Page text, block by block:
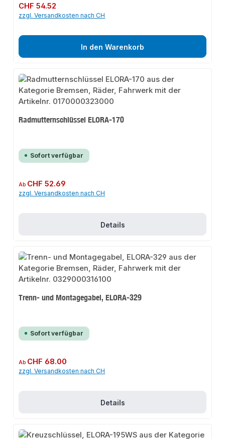
Regulärer Preis:
CHF 54.52
zzgl. Versandkosten nach CH
In den Warenkorb
Radmutternschlüssel ELORA-170
Sofort verfügbar
Regulärer Preis:
Ab CHF 52.69
zzgl. Versandkosten nach CH
Details
Trenn- und Montagegabel, ELORA-329
Sofort verfügbar
Regulärer Preis:
Ab CHF 68.00
zzgl. Versandkosten nach CH
Details